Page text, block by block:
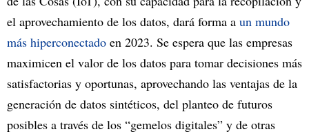
el aprovechamiento de los datos, dará forma a un mundo
más hiperconectado en 2023. Se espera que las empresas
maximicen el valor de los datos para tomar decisiones más
satisfactorias y oportunas, aprovechando las ventajas de la
generación de datos sintéticos, del planteo de futuros
posibles a través de los “gemelos digitales” y de otras